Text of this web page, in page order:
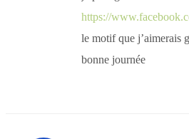
https://
le motif que j’aimerais
bonne journée